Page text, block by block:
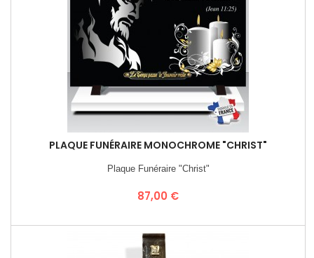
PLAQUE FUNÉRAIRE MONOCHROME "CHRIST"
Plaque Funéraire "Christ"
Prix
87,00 €